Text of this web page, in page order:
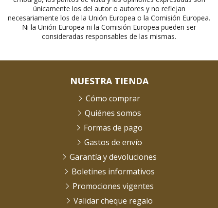
únicamente los del autor o autores y no reflejan
necesariamente los de la Unión Europea o la Comisión Europea.
Ni la Unión Europea ni la Comisión Europea pueden ser
consideradas responsables de las mismas.
NUESTRA TIENDA
Cómo comprar
Quiénes somos
Formas de pago
Gastos de envío
Garantía y devoluciones
Boletines informativos
Promociones vigentes
Validar cheque regalo